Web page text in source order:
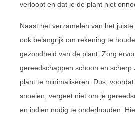
verloopt en dat je de plant niet
Naast het verzamelen van het
ook belangrijk om rekening te
gezondheid van de plant. Zorg
gereedschappen schoon en scherp
plant te minimaliseren. Dus,
snoeien, vergeet niet om je
en indien nodig te onderhouden.